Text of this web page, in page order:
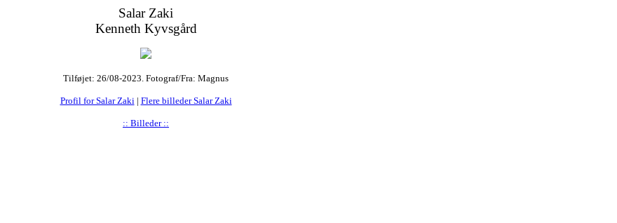
Salar Zaki
Kenneth Kyvsgård
Tilføjet: 26/08-2023. Fotograf/Fra: Magnus
Profil for Salar Zaki| Flere billeder Salar Zaki
:: Billeder ::